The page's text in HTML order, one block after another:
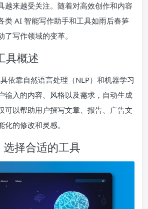
越来越受关注。随着对高效创作和内容
类 AI 智能写作助手和工具如雨后春笋
写作领域的变革。
具概述
依靠自然语言处理（NLP）和机器学习
输入的内容、风格以及需求，自动生成
可以帮助用户撰写文章、报告、广告文
的修改和灵感。
择合适的工具